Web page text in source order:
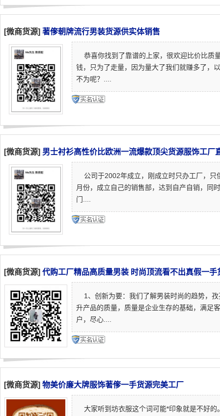
[微商货源] 著偧朝牌流行男装货源供实体销售
恭喜你找到了靠谱的上家，很欢迎比价比质
钱，只为了走量，因为量大了我们就赚多了，
不为呢？....
[微商货源] 男士衬衫高性价比欧洲一流爆款顶尖货源服饰工厂
公司于2002年成立，刚成立时只办工厂，只
月份，成立自己的销售部，达到自产自销，同
门....
[微商货源] 代购工厂精品高质量男装 时尚顶流看不出真假一手
1、创新为要：我们了解男装时尚的趋势，
升产品的质量，质量是企业生存的基础，满足
户，尽心....
[微商货源] 物美价廉大牌服饰著偧一手货源完美工厂
大家听到坊衣服这个词可能*印象就是不好的